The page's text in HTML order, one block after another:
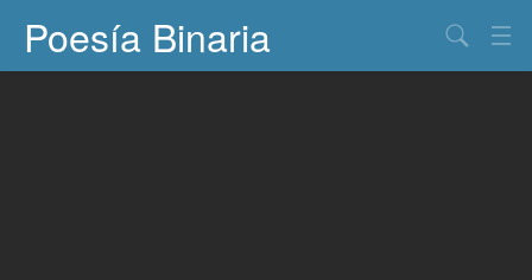
Poesía Binaria